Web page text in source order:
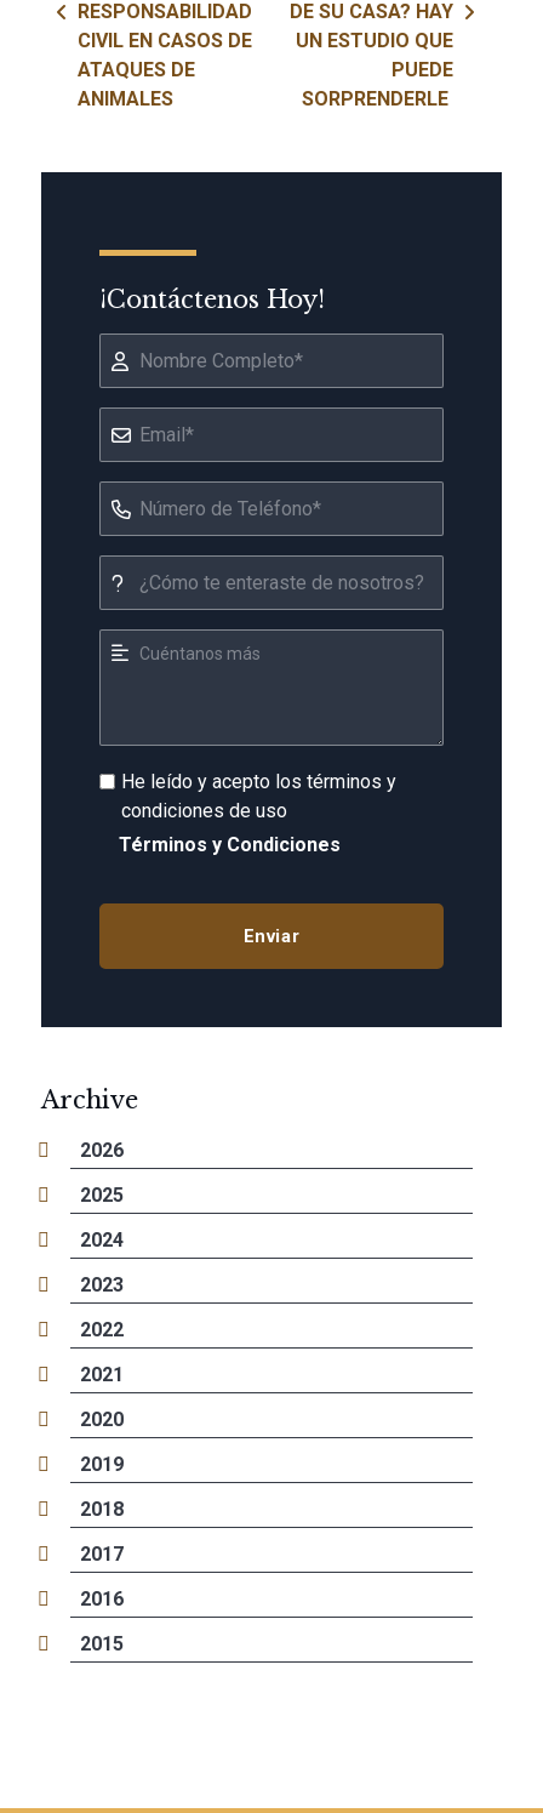
RESPONSABILIDAD
CIVIL EN CASOS DE
ATAQUES DE
ANIMALES
DE SU CASA? HAY
UN ESTUDIO QUE
PUEDE
SORPRENDERLE
¡Contáctenos Hoy!
He leído y acepto los términos y
condiciones de uso
Términos y Condiciones
Archive
2026
2025
2024
2023
2022
2021
2020
2019
2018
2017
2016
2015